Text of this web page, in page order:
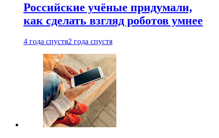
Российские учёные придумали,
как сделать взгляд роботов умнее
4 года спустя2 года спустя